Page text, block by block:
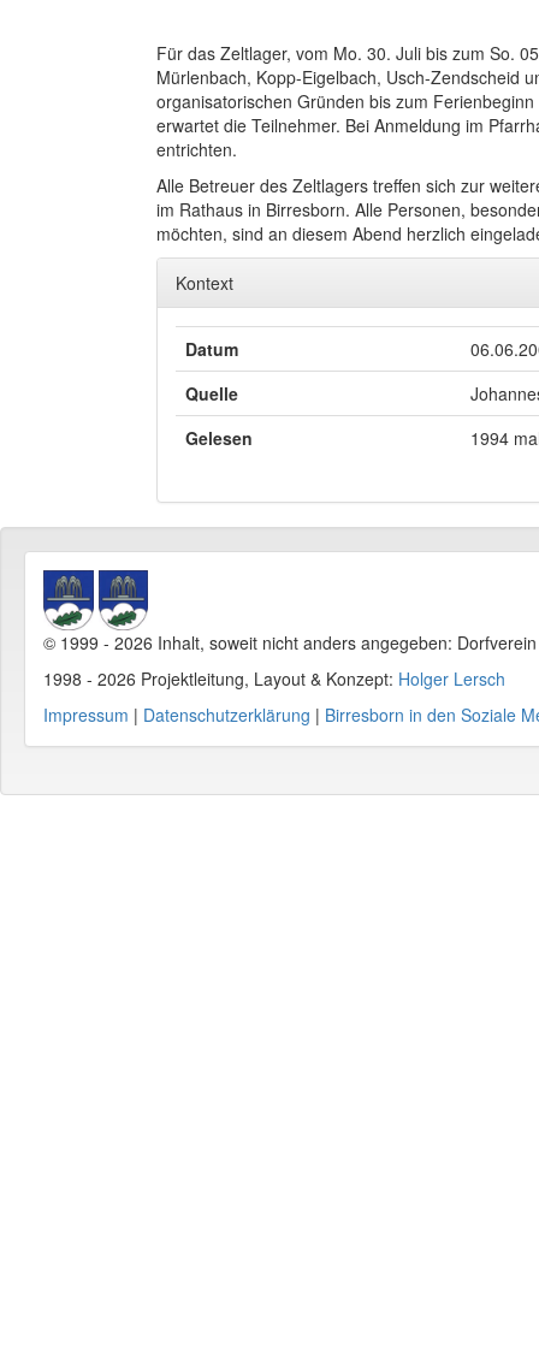
Für das Zeltlager, vom Mo. 30. Juli bis zum So.
Mürlenbach, Kopp-Eigelbach, Usch-Zendscheid
organisatorischen Gründen bis zum
erwartet die Teilnehmer. Bei Anmeldung im
entrichten.
Alle Betreuer des Zeltlagers treffen sich zur
im Rathaus in Birresborn. Alle Personen,
möchten, sind an diesem Abend herzlich
Kontext
Datum
Quelle
Gelesen
1994
© 1999 - 2026 Inhalt, soweit nicht anders angegeben:
1998 - 2026 Projektleitung, Layout & Konzept: Holger Lersch
Impressum | Datenschutzerklärung | Birresborn in den Soziale